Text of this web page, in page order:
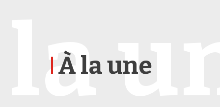
À la une
la